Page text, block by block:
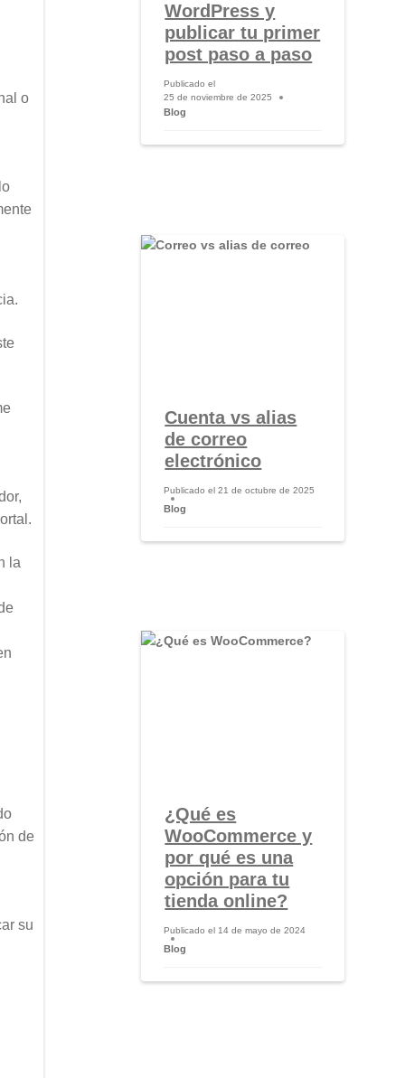
o
la
de
su
WordPress y
publicar tu primer
post paso a paso
Publicado el
25 de noviembre de 2025
Blog
Cuenta vs alias
de correo
electrónico
Publicado el 21 de octubre de 2025
Blog
¿Qué es
WooCommerce y
por qué es una
opción para tu
tienda online?
Publicado el 14 de mayo de 2024
Blog